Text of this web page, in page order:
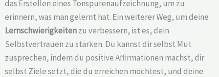
das Erstellen eines Tonspurenaufzeichnung, um zu
erinnern, was man gelernt hat. Ein weiterer Weg, um deine
Lernschwierigkeitenzu verbessern, ist es, dein
Selbstvertrauen zu stärken. Du kannst dir selbst Mut
zusprechen, indem du positive Affirmationen machst, dir
selbst Ziele setzt, die du erreichen möchtest, und deine